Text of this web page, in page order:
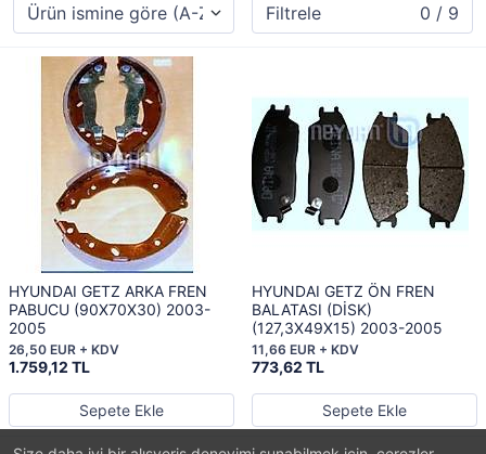
Filtrele 0 / 9
HYUNDAI GETZ ARKA FREN
PABUCU (90X70X30) 2003-
2005
1.759,12 TL
26,50 EUR + KDV
Sepete Ekle
HYUNDAI GETZ ÖN FREN
BALATASI (DİSK)
(127,3X49X15) 2003-2005
773,62 TL
11,66 EUR + KDV
Sepete Ekle